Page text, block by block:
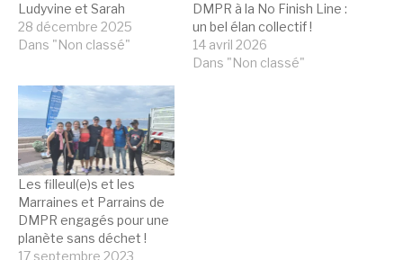
Ludyvine et Sarah
28 décembre 2025
Dans "Non classé"
DMPR à la No Finish Line :
un bel élan collectif !
14 avril 2026
Dans "Non classé"
Les filleul(e)s et les
Marraines et Parrains de
DMPR engagés pour une
planète sans déchet !
17 septembre 2023